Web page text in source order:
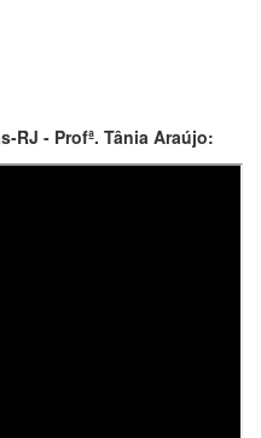
RJ - Profª. Tânia Araújo: